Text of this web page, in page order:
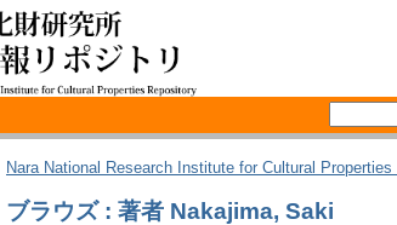
Nara National Research Institute for Cultural
ブラウズ : 著者 Nakajima, Saki